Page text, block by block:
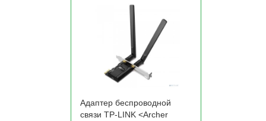
Адаптер беспроводной
связи TP-LINK <Archer